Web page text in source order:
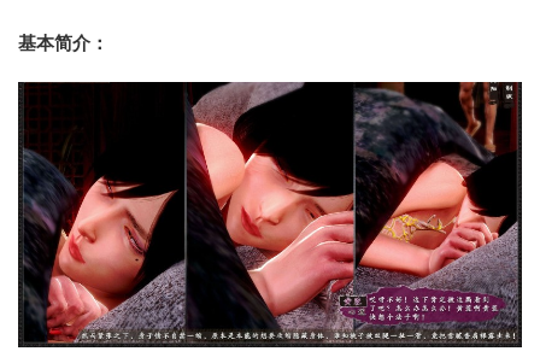
基本简介：